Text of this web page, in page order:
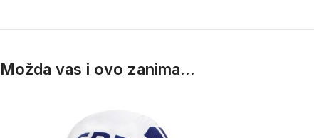
Možda vas i ovo zanima...